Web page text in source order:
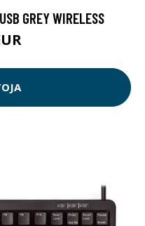
GREY WIRELESS